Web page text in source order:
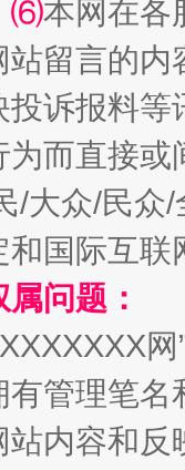
⑹本网在各
站留言的内
诉报料
而直接
/大众/民
国际互
问题：
有管理笔
站内容和